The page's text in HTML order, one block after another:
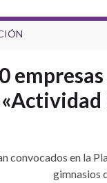
convocados en la
gimnasios